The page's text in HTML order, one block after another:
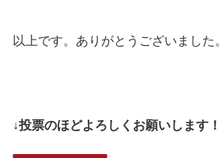
以上です。ありがとうございました。
↓投票のほどよろしくお願いします！